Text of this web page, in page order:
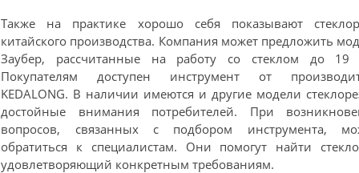
Также на практике хорошо себя показывают
китайского производства. Компания может предложить
Заубер, рассчитанные на работу со стеклом до
Покупателям доступен инструмент от
KEDALONG. В наличии имеются и другие модели
достойные внимания потребителей. При
вопросов, связанных с подбором инструмента,
обратиться к специалистам. Они помогут найти
удовлетворяющий конкретным требованиям.